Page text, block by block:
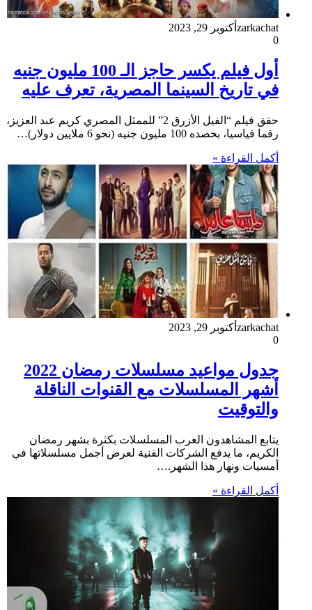
zarkachat أكتوبر 29, 2023
0
أول فيلم يكسر حاجز الـ 100 مليون جنيه
في تاريخ السينما المصرية، تعرف عليه
حقق فيلم “الفيل الأزرق 2” للممثل المصري كريم عبد العزيز،
رقما قياسيا، بحصده 100 مليون جنيه (نحو 6 ملايين دولار)…
أكمل القراءة »
zarkachat أكتوبر 29, 2023
0
جدول مواعيد مسلسلات رمضان 2022
أشهر المسلسلات مع القنوات الناقلة
والتوقيت
يتابع المشاهدون العرب المسلسلات بكثرة بشهر رمضان
الكريم، ما يدفع الشركات الفنية لعرض أجمل مسلسلاتها في
أمسيات ونهار هذا الشهر.…
أكمل القراءة »